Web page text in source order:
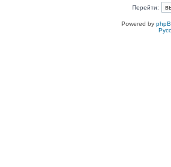
Перейти:
Powered by